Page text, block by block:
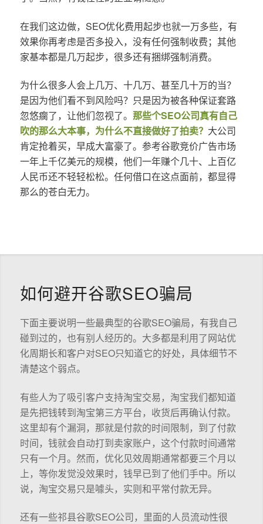
在我们这边做，SEO优化费用起步也就一万多些，有
效果你再考虑是否多投入，没有任何强制收费；其他
家基本都是几万起步，很多还有捆绑强制消费。
为什么很多人会上几万、十几万、甚至几十万的当？
是因为他们看不到风险吗？只是因为被各种保证套路
忽悠瘸了，让他们忽视了。 那些个SEO公司真有自己
吹的那么大本事，为什么不直接做好了拍卖？ 大公司
肯定抢着买，早成大富豪了。参考谷歌竞价广告市场
一年上千亿美元的规模，他们一年赚个几十、上百亿
人民币还不轻轻松松。任何借口在这点面前，都显得
那么的苍白无力。
如何避开谷歌SEO骗局
下面主要说明一些最典型的谷歌SEO骗局，有我自己
碰到过的，也有别人经历的。大多都是利用了网站优
化周期长和客户对SEO只知道它的好处，具体细节不
清楚这个弱点。
有些人为了吸引客户支持淘宝交易，淘宝我们都知道
是先把钱转到淘宝第三方平台，收货后再确认付款。
这里却有个漏洞，那就是付款的时间限制，到了付款
时间，钱就会自动打到卖家账户，这个付款时间通常
只有一个月。然而，优化见效周期通常都要三个月以
上，等你发觉没效果时，钱早已到了他们手中。所以
说，淘宝交易只是噱头，实则和平常付款无异。
还有一些祁县谷歌SEO公司，里面的人员流动性很